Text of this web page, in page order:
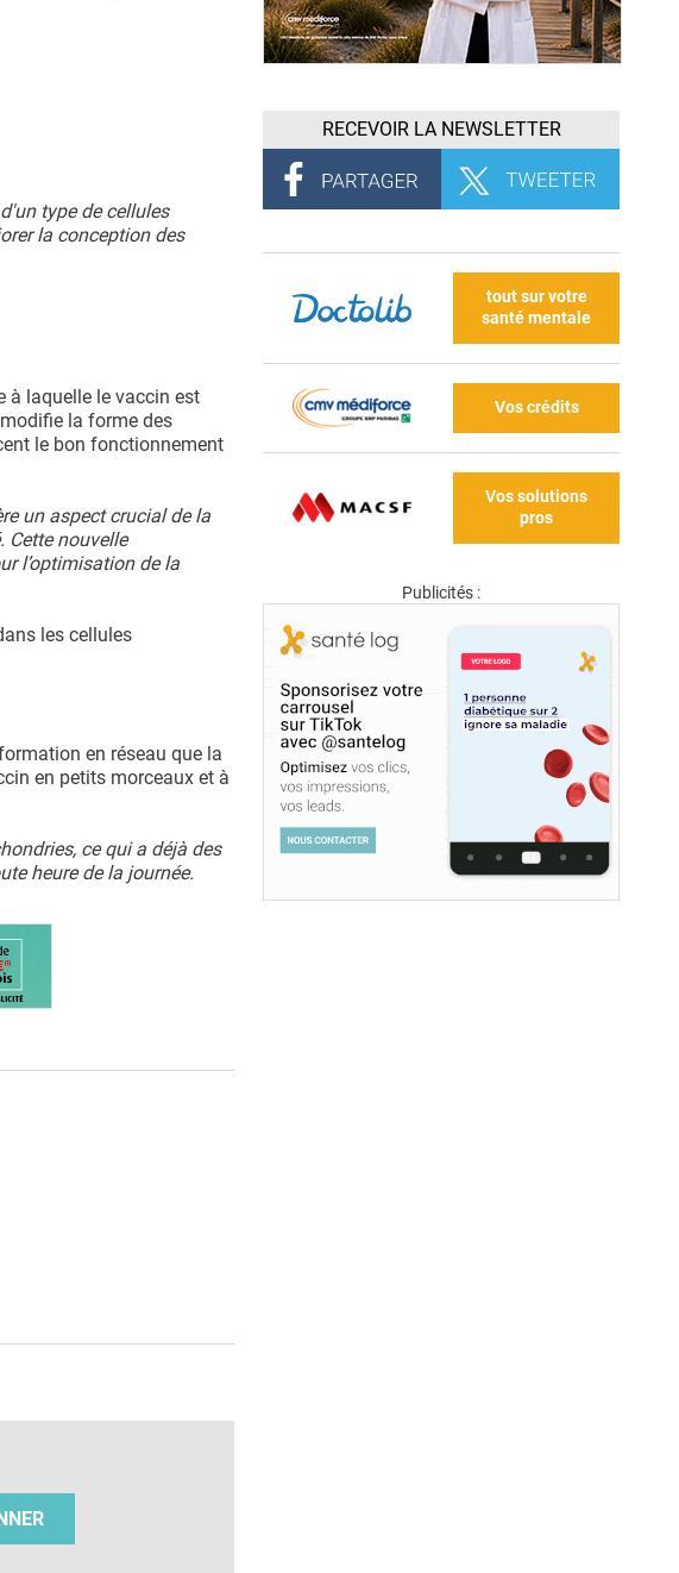
type de cellules
la conception des
à laquelle le vaccin est
la forme des
le bon fonctionnement
un aspect crucial de la
Cette nouvelle
l’optimisation de la
les cellules
en réseau que la
en petits morceaux et à
ce qui a déjà des
heure de la journée.
RECEVOIR LA NEWSLETTER
tout sur votre
santé mentale
Vos crédits
Vos solutions
pros
Publicités :